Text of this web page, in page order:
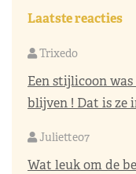
Laatste reacties
Trixedo
Een stijlicoon
blijven ! Dat is ze
Juliette07
Wat leuk om de